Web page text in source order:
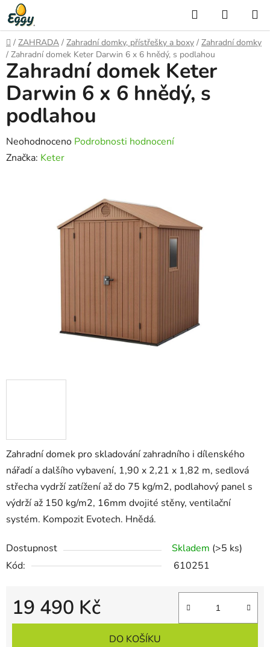
Přejít
na
obsah
Hledat
KOŠÍK
Domů
/ ZAHRADA / Zahradní domky, přístřešky a boxy / Zahradní domky
/ Zahradní domek Keter Darwin 6 x 6 hnědý, s podlahou
Zahradní domek pro skladování zahradního i dílenského
nářadí a dalšího vybavení, 1,90 x 2,21 x 1,82 m, sedlová
střecha vydrží zatížení až do 75 kg/m2, podlahový panel s
výdrží až 150 kg/m2, 16mm dvojité stěny, ventilační
systém. Kompozit Evotech. Hnědá.
Dostupnost Skladem (>5 ks)
Kód:
610251
19 490 Kč
Měrná cena:
DO KOŠÍKU
Zahradní domek Keter
Darwin 6 x 6 hnědý, s
podlahou
Průměrné
hodnocení
Neohodnoceno Podrobnosti hodnocení
Značka: Keter